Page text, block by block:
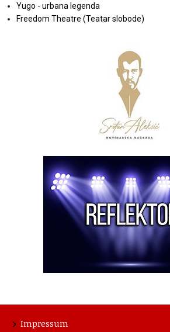
Yugo - urbana legenda
Freedom Theatre (Teatar slobode)
Impressum